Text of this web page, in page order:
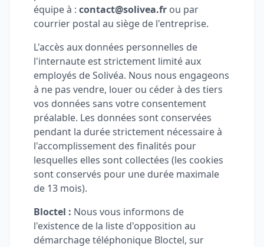
équipe à : contact@solivea.fr ou par
courrier postal au siège de l'entreprise.
L'accès aux données personnelles de
l'internaute est strictement limité aux
employés de Solivéa. Nous nous engageons
à ne pas vendre, louer ou céder à des tiers
vos données sans votre consentement
préalable. Les données sont conservées
pendant la durée strictement nécessaire à
l'accomplissement des finalités pour
lesquelles elles sont collectées (les cookies
sont conservés pour une durée maximale
de 13 mois).
Bloctel : Nous vous informons de
l'existence de la liste d'opposition au
démarchage téléphonique Bloctel, sur